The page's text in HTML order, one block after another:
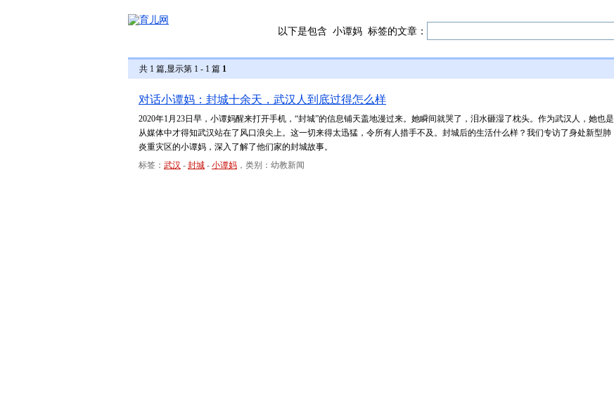
以下是包含 小谭妈 标签的文章：
共 1 篇,显示第 1 - 1 篇 1
对话小谭妈：封城十余天，武汉人到底过得怎么样
2020年1月23日早，小谭妈醒来打开手机，“封城”的信息铺天盖地漫过来。她瞬间就哭了，泪水砸湿了枕头。作为武汉人，她也是
从媒体中才得知武汉站在了风口浪尖上。这一切来得太迅猛，令所有人措手不及。封城后的生活什么样？我们专访了身处新型肺
炎重灾区的小谭妈，深入了解了他们家的封城故事。
标签： 武汉 - 封城 - 小谭妈 ，类别：幼教新闻